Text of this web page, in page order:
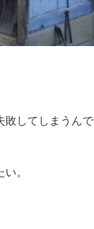
敗してしまうんで
。